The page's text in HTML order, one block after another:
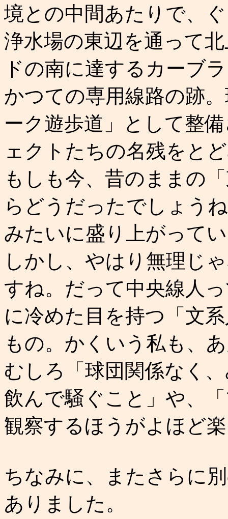
境との中間あたりで、
浄水場の東辺を通って
ドの南に達するカーブ
かつての専用線路の跡
ーク遊歩道」として整
ェクトたちの名残をと
もしも今、昔のままの
らどうだったでしょう
みたいに盛り上がって
しかし、やはり無理じ
すね。だって中央線人
に冷めた目を持つ「文
もの。かくいう私も、
むしろ「球団関係なく
飲んで騒ぐこと」や、
観察するほうがよほど
ちなみに、またさらに
ありました。